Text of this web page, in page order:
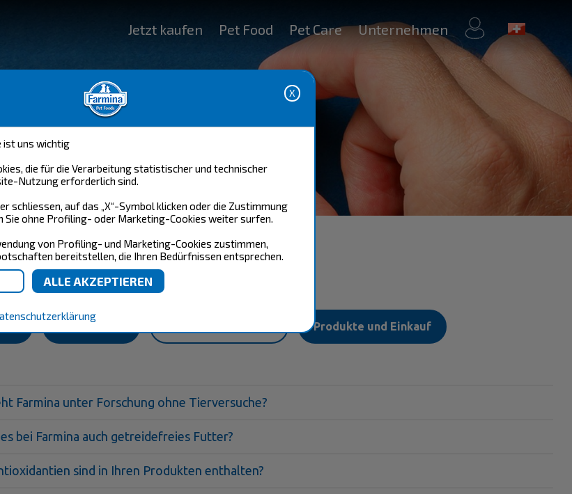
ist uns wichtig
die für die Verarbeitung statistischer und technischer
Nutzung erforderlich sind.
schliessen, auf das „X“-Symbol klicken oder die Zustimmung
Sie ohne Profiling- oder Marketing-Cookies weiter surfen.
von Profiling- und Marketing-Cookies zustimmen,
bereitstellen, die Ihren Bedürfnissen entsprechen.
Jetzt kaufen Pet Food Pet Care Unternehmen
mein
Konto
FAQ
Produkte und Einkauf
Farmina unter Forschung ohne Tierversuche?
bei Farmina auch getreidefreies Futter?
sind in Ihren Produkten enthalten?